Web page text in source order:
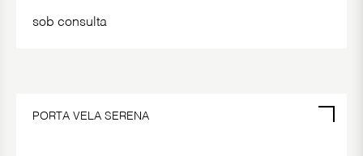
sob consulta
PORTA VELA SERENA